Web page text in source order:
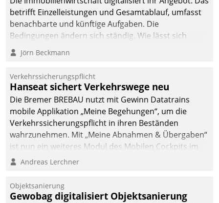
betrifft Einzelleistungen und Gesamtablauf, umfasst
benachbarte und künftige Aufgaben. Die
Bedingungen ändern sich ständig. Wie lässt sich
technisch die Kontrolle wahren und zugleich Freiraum
fürs Wachsen öffnen?
Jörn Beckmann
Verkehrssicherungspflicht
Hanseat sichert Verkehrswege neu
Die Bremer BREBAU nutzt mit Gewinn Datatrains
mobile Applikation „Meine Begehungen“, um die
Verkehrssicherungspflicht in ihren Beständen
wahrzunehmen. Mit „Meine Abnahmen & Übergaben“
ist nun ein weiteres Modul des Mobilen Cockpits im
Einsatz.
Andreas Lerchner
Objektsanierung
Gewobag digitalisiert Objektsanierung